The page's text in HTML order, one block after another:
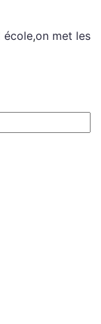
école,on met les